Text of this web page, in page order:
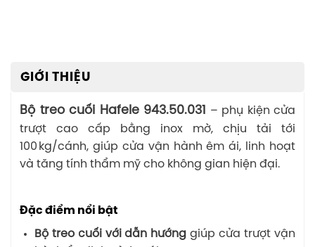
GIỚI THIỆU
Bộ treo cuối Hafele 943.50.031 – phụ kiện cửa
trượt cao cấp bằng inox mờ, chịu tải tới
100 kg/cánh, giúp cửa vận hành êm ái, linh hoạt
và tăng tính thẩm mỹ cho không gian hiện đại.
Đặc điểm nổi bật
Bộ treo cuối với dẫn hướng giúp cửa trượt vận